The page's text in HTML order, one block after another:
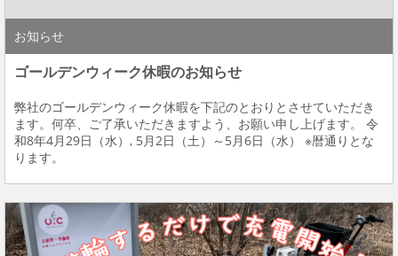
お知らせ
ゴールデンウィーク休暇のお知らせ
弊社のゴールデンウィーク休暇を下記のとおりとさせていただき
ます。何卒、ご了承いただきますよう、お願い申し上げます。 令
和8年4月29日（水）, 5月2日（土）～5月6日（水） ※暦通りとな
ります。